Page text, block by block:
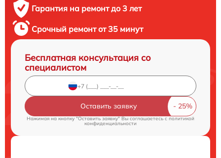
Гарантия на ремонт до 3 лет
Срочный ремонт от 35 минут
Бесплатная консультация со
специалистом
Оставить заявку
Нажимая на кнопку "Оставить заявку" Вы соглашаетесь c политикой
конфиденциальности